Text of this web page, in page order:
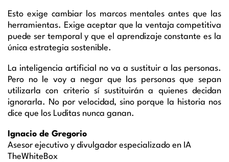
Esto exige cambiar los marcos mentales antes que las
herramientas. Exige aceptar que la ventaja competitiva
puede ser temporal y que el aprendizaje constante es la
única estrategia sostenible.
La inteligencia artificial no va a sustituir a las personas.
Pero no le voy a negar que las personas que sepan
utilizarla con criterio sí sustituirán a quienes decidan
ignorarla. No por velocidad, sino porque la historia nos
dice que los Luditas nunca ganan.
Ignacio de Gregorio
Asesor ejecutivo y divulgador especializado en IA
TheWhiteBox